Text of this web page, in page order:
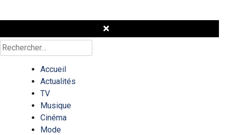
Rechercher :
Accueil
Actualités
TV
Musique
Cinéma
Mode